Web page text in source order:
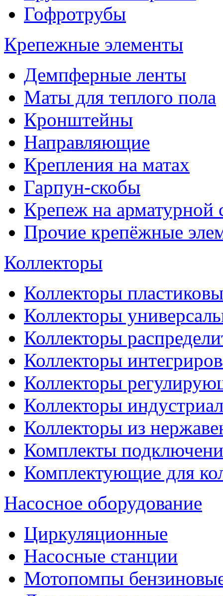
Гофротрубы
Крепежные элементы
Демпферные ленты
Маты для теплого пола
Кронштейны
Направляющие
Крепления на матах
Гарпун-скобы
Крепеж на арматурной
Прочие крепёжные
Коллекторы
Коллекторы
Коллекторы
Коллекторы
Коллекторы
Коллекторы
Коллекторы
Коллекторы из
Комплекты
Комплектующие для
Насосное оборудование
Циркуляционные
Насосные станции
Мотопомпы